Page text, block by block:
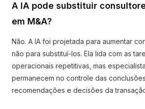
A IA pode substituir
em M&A?
Não. A IA foi projetada para aumentar
não para substituí-los. Ela lida com as
operacionais repetitivas, mas
permanecem no controle das conclusões
recomendações e decisões da